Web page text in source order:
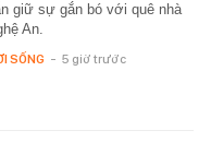
giữ sự gắn bó với quê nhà
An.
SỐNG - 5 giờ trước